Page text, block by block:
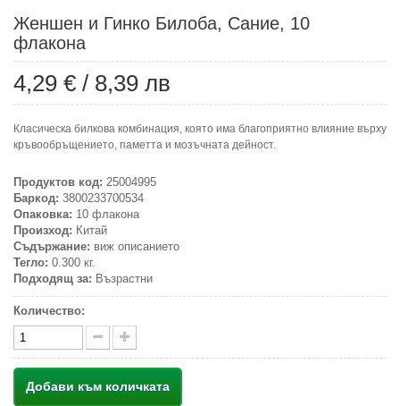
Женшен и Гинко Билоба, Сание, 10
флакона
4,29 € / 8,39 лв
Класическа билкова комбинация, която има благоприятно влияние върху
кръвообръщението, паметта и мозъчната дейност.
Продуктов код: 25004995
Баркод: 3800233700534
Опаковка: 10 флакона
Произход: Китай
Съдържание: виж описанието
Тегло: 0.300 кг.
Подходящ за: Възрастни
Количество:
Добави към количката